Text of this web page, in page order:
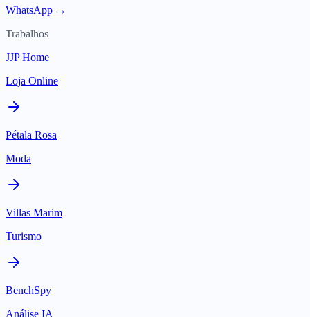
WhatsApp →
Trabalhos
JJP Home
Loja Online
Pétala Rosa
Moda
Villas Marim
Turismo
BenchSpy
Análise IA